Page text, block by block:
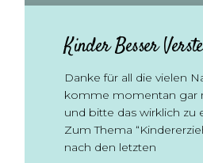
Kinder Besser
Danke für all die vielen
komme momentan gar
und bitte das wirklich zu
Zum Thema
nach den letzten